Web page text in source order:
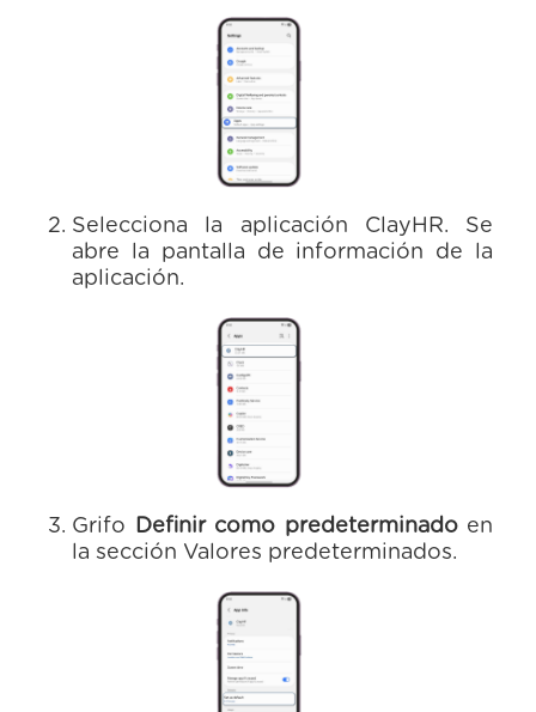
Selecciona la aplicación ClayHR. Se
abre la pantalla de información de la
aplicación.
Grifo Definir como predeterminado en
la sección Valores predeterminados.